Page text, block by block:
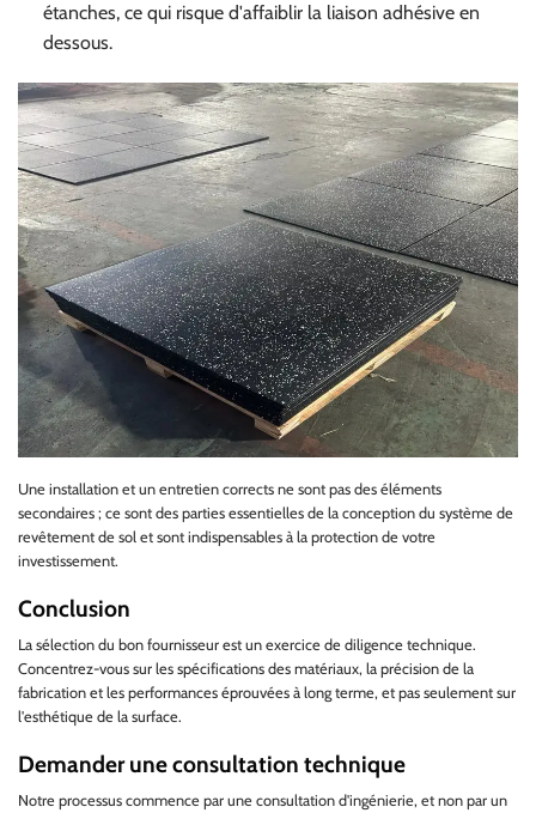
étanches, ce qui risque d'affaiblir la liaison adhésive en
dessous.
Une installation et un entretien corrects ne sont pas des éléments
secondaires ; ce sont des parties essentielles de la conception du système de
revêtement de sol et sont indispensables à la protection de votre
investissement.
Conclusion
La sélection du bon fournisseur est un exercice de diligence technique.
Concentrez-vous sur les spécifications des matériaux, la précision de la
fabrication et les performances éprouvées à long terme, et pas seulement sur
l'esthétique de la surface.
Demander une consultation technique
Notre processus commence par une consultation d'ingénierie, et non par un